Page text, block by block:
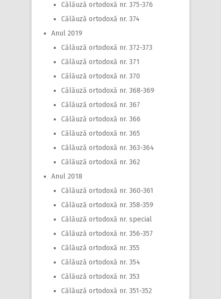
Călăuză ortodoxă nr. 375-376
Călăuză ortodoxă nr. 374
Anul 2019
Călăuză ortodoxă nr. 372-373
Călăuză ortodoxă nr. 371
Călăuză ortodoxă nr. 370
Călăuză ortodoxă nr. 368-369
Călăuză ortodoxă nr. 367
Călăuză ortodoxă nr. 366
Călăuză ortodoxă nr. 365
Călăuză ortodoxă nr. 363-364
Călăuză ortodoxă nr. 362
Anul 2018
Călăuză ortodoxă nr. 360-361
Călăuză ortodoxă nr. 358-359
Călăuză ortodoxă nr. special
Călăuză ortodoxă nr. 356-357
Călăuză ortodoxă nr. 355
Călăuză ortodoxă nr. 354
Călăuză ortodoxă nr. 353
Călăuză ortodoxă nr. 351-352